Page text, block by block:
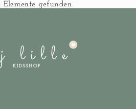
Elemente gefunden